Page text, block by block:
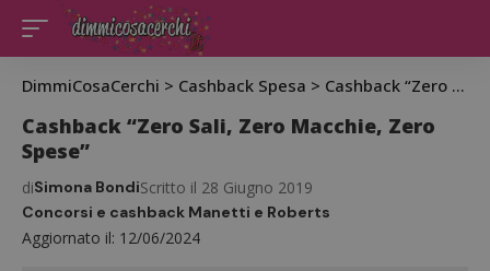
DimmiCosaCerchi > Cashback Spesa > Cashback “Zero Sali, Zero Macchie, Zero Spese”
Cashback “Zero Sali, Zero Macchie, Zero
Spese”
Aggiornato il: 12/06/2024
diSimona BondiScritto il 28 Giugno 2019
Concorsi e cashback Manetti e Roberts